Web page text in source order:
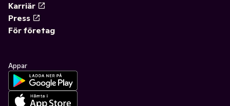
Karriär
Press
För företag
Appar